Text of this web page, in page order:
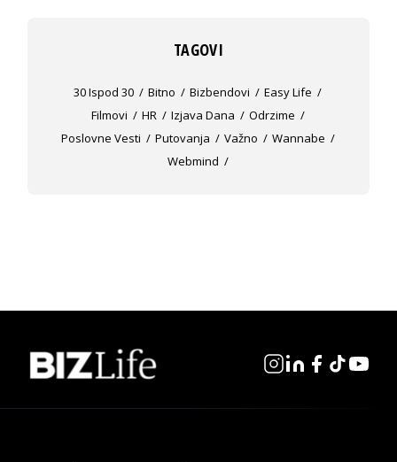
TAGOVI
30 Ispod 30 Bitno Bizbendovi
Easy Life
Filmovi
HR Izjava Dana
Odrzime
Poslovne Vesti
Putovanja Važno
Wannabe
Webmind